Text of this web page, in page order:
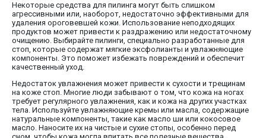
Некоторые средства для пилинга могут быть слишком
агрессивными или, наоборот, недостаточно эффективными для
удаления ороговевшей кожи. Использование неподходящих
продуктов может привести к раздражению или недостаточному
очищению. Выбирайте пилинги, специально разработанные для
стоп, которые содержат мягкие эксфолианты и увлажняющие
компоненты. Это поможет избежать повреждений и обеспечит
качественный уход.
Недостаток увлажнения может привести к сухости и трещинам
на коже стоп. Многие люди забывают о том, что кожа на ногах
требует регулярного увлажнения, как и кожа на других участках
тела. Используйте увлажняющие кремы или масла, содержащие
натуральные компоненты, такие как масло ши или кокосовое
масло. Наносите их на чистые и сухие стопы, особенно перед